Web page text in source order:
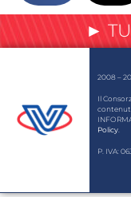
►
2008 –
Il
contenuti
Policy
P. IVA: